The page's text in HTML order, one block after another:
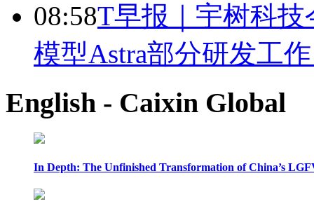
08:58T早报｜宇树科
模型Astra部分研发工
English - Caixin Global
In Depth: The Unfinished Transformation of China’s